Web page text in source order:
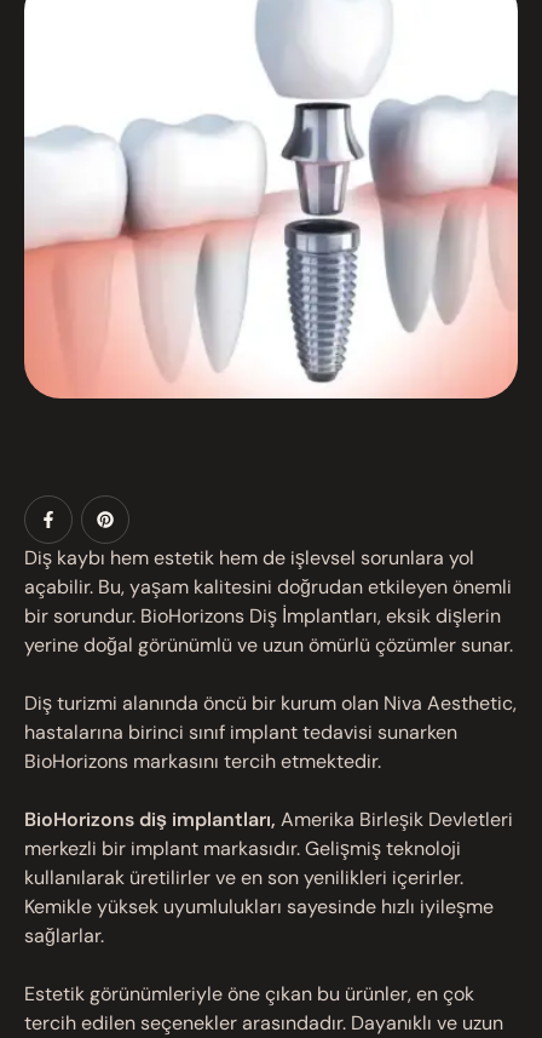
BioHorizons diş implantları, Amerika Birleşik …
Diş kaybı hem estetik hem de işlevsel sorunlara yol
açabilir. Bu, yaşam kalitesini doğrudan etkileyen önemli
bir sorundur. BioHorizons Diş İmplantları, eksik dişlerin
yerine doğal görünümlü ve uzun ömürlü çözümler sunar.
Diş turizmi alanında öncü bir kurum olan Niva Aesthetic,
hastalarına birinci sınıf implant tedavisi sunarken
BioHorizons markasını tercih etmektedir.
BioHorizons diş implantları, Amerika Birleşik Devletleri
merkezli bir implant markasıdır. Gelişmiş teknoloji
kullanılarak üretilirler ve en son yenilikleri içerirler.
Kemikle yüksek uyumlulukları sayesinde hızlı iyileşme
sağlarlar.
Estetik görünümleriyle öne çıkan bu ürünler, en çok
tercih edilen seçenekler arasındadır. Dayanıklı ve uzun